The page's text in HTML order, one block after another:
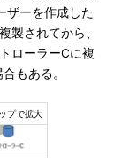
ザーを作成した
製されてから、
ローラーCに複
もある。